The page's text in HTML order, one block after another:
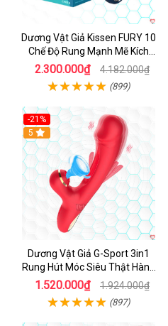
Dương Vật Giả Kissen FURY 10
Chế Độ Rung Mạnh Mẽ Kích
Thích
2.300.000₫ 4.182.000₫
(899)
-21%
Hot
5
Dương Vật Giả G-Sport 3in1
Rung Hút Móc Siêu Thật Hàng
Hot
1.520.000₫ 1.924.000₫
(897)